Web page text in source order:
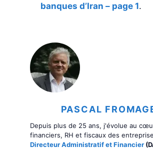
banques d’Iran – page 1.
PASCAL
Depuis plus de 25 ans, j'évolue au
financiers, RH et fiscaux des
Directeur Administratif et Financier